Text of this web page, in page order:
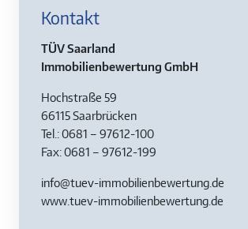
Kontakt
TÜV Saarland
Immobilienbewertung GmbH
Hochstraße 59
66115 Saarbrücken
Tel.: 0681 – 97612-100
Fax: 0681 – 97612-199
info@tuev-immobilienbewertung.de
www.tuev-immobilienbewertung.de